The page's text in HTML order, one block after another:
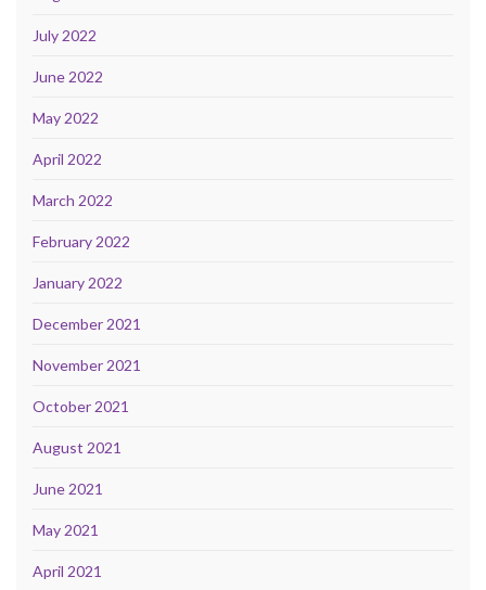
July 2022
June 2022
May 2022
April 2022
March 2022
February 2022
January 2022
December 2021
November 2021
October 2021
August 2021
June 2021
May 2021
April 2021